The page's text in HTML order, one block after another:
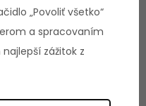
ND
„Povoliť všetko“
a spracovaním
zážitok z